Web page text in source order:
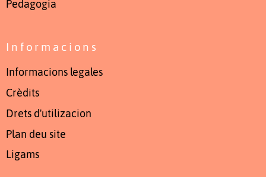
Pedagogia
Informacions
Informacions legales
Crèdits
Drets d'utilizacion
Plan deu site
Ligams